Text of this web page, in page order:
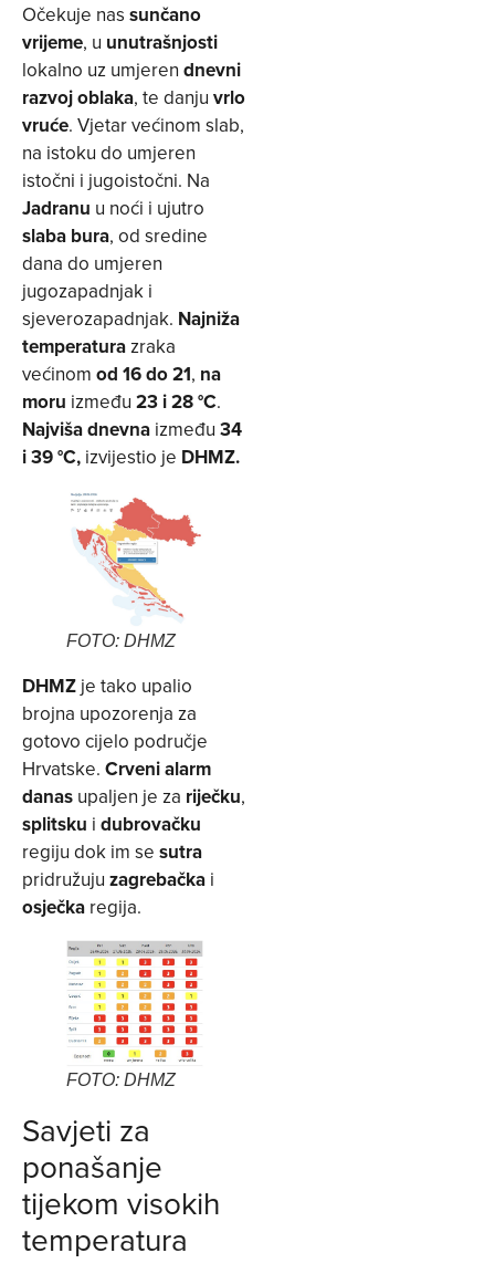
Očekuje nas sunčano
vrijeme, u unutrašnjosti
lokalno uz umjeren dnevni
razvoj oblaka, te danju vrlo
vruće. Vjetar većinom slab,
na istoku do umjeren
istočni i jugoistočni. Na
Jadranu u noći i ujutro
slaba bura, od sredine
dana do umjeren
jugozapadnjak i
sjeverozapadnjak. Najniža
temperaturazraka
većinom od 16 do 21, na
moru između 23 i 28 °C.
Najviša dnevna između 34
i 39 °C, izvijestio je DHMZ.
FOTO: DHMZ
DHMZ je tako upalio
brojna upozorenja za
gotovo cijelo područje
Hrvatske. Crveni alarm
danas upaljen je za riječku,
splitsku i dubrovačku
regiju dok im se sutra
pridružuju zagrebačka i
osječka regija.
FOTO: DHMZ
Savjeti za
ponašanje
tijekom visokih
temperatura